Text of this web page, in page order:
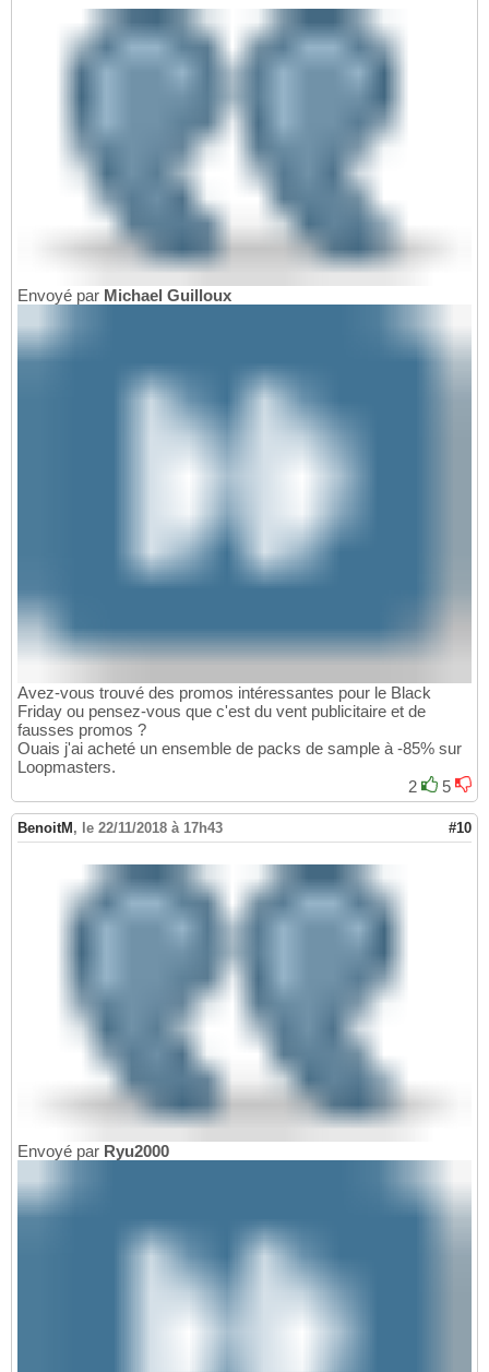
Envoyé par Michael Guilloux
Avez-vous trouvé des promos intéressantes pour le Black
Friday ou pensez-vous que c'est du vent publicitaire et de
fausses promos ?
Ouais j'ai acheté un ensemble de packs de sample à -85% sur
Loopmasters.
2
5
BenoitM , le 22/11/2018 à 17h43 #10
Envoyé par Ryu2000